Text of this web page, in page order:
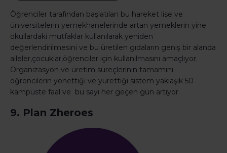
Öğrenciler tarafından başlatılan bu hareket lise ve
üniversitelerin yemekhanelerinde artan yemeklerin yine
okullardaki mutfaklar kullanılarak yeniden
değerlendirilmesini ve bu üretilen gıdaların geniş bir alanda
aileler,çocuklar,öğrenciler için kullanılmasını amaçlıyor.
Organizasyon ve üretim süreçlerinin tamamını
öğrencilerin yönettiği ve yürettiği sistem yaklaşık 50
kampüste faal ve bu sayı her geçen gün artıyor.
9. Plan Zheroes